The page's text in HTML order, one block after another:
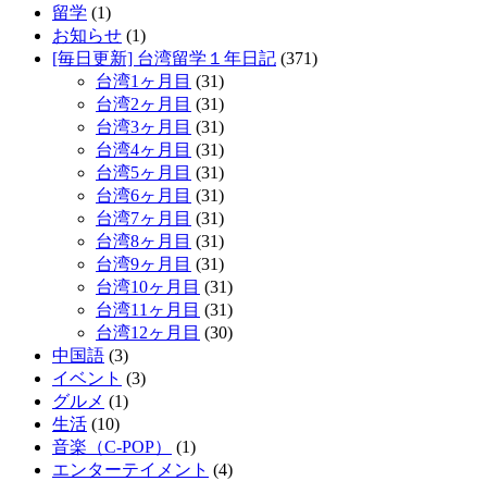
留学 (1)
お知らせ (1)
[毎日更新] 台湾留学１年日記 (371)
台湾1ヶ月目 (31)
台湾2ヶ月目 (31)
台湾3ヶ月目 (31)
台湾4ヶ月目 (31)
台湾5ヶ月目 (31)
台湾6ヶ月目 (31)
台湾7ヶ月目 (31)
台湾8ヶ月目 (31)
台湾9ヶ月目 (31)
台湾10ヶ月目 (31)
台湾11ヶ月目 (31)
台湾12ヶ月目 (30)
中国語 (3)
イベント (3)
グルメ (1)
生活 (10)
音楽（C-POP）
(1)
エンターテイメント (4)